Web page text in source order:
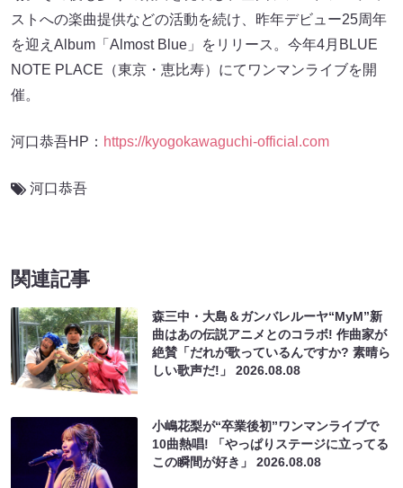
ストへの楽曲提供などの活動を続け、昨年デビュー25周年
を迎えAlbum「Almost Blue」をリリース。今年4月BLUE
NOTE PLACE（東京・恵比寿）にてワンマンライブを開
催。
河口恭吾HP： https://kyogokawaguchi-official.com
河口恭吾
関連記事
森三中・大島＆ガンバレルーヤ“MyM”新
曲はあの伝説アニメとのコラボ! 作曲家が
絶賛「だれが歌っているんですか? 素晴ら
しい歌声だ!」2026.08.08
小嶋花梨が“卒業後初”ワンマンライブで
10曲熱唱! 「やっぱりステージに立ってる
この瞬間が好き」2026.08.08